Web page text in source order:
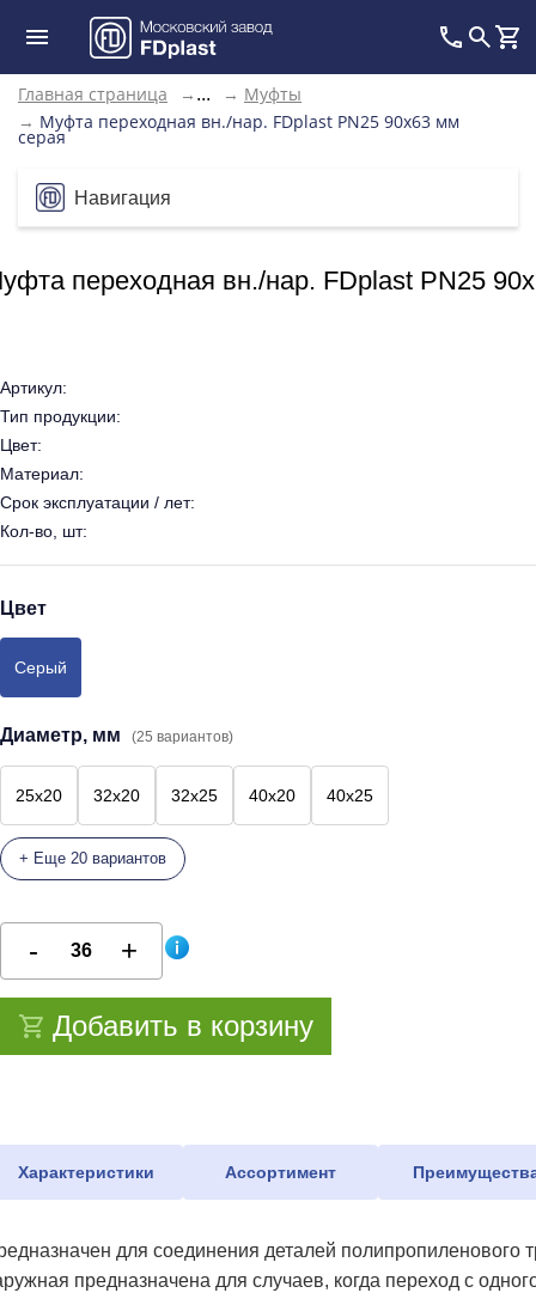
Главная страница → ... → Муфты
→ Муфта переходная вн./нар. FDplast PN25 90x63 мм
серая
Навигация
переходная вн./нар. FDplast PN25
Артикул:
Тип продукции:
Цвет:
Материал:
Срок эксплуатации / лет:
Кол-во, шт:
Цвет
Серый
Диаметр, мм (25 вариантов)
25x20 32x20 32x25 40x20 40x25
+ Еще 20 вариантов
Добавить в корзину
Характеристики Ассортимент
для соединения деталей полипропиленового
предназначена для случаев, когда переход с